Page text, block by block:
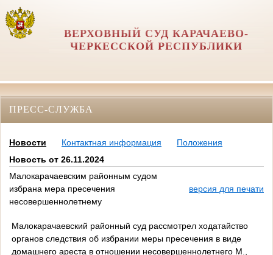
ВЕРХОВНЫЙ СУД КАРАЧАЕВО-
ЧЕРКЕССКОЙ РЕСПУБЛИКИ
ПРЕСС-СЛУЖБА
Новости Контактная информация
Положения
Новость от 26.11.2024
Малокарачаевским районным судом
избрана мера пресечения
несовершеннолетнему
версия для печати
Малокарачаевский районный суд рассмотрел ходатайство
органов следствия об избрании меры пресечения в виде
домашнего ареста в отношении несовершеннолетнего М.,